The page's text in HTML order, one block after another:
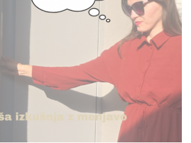
menjavo